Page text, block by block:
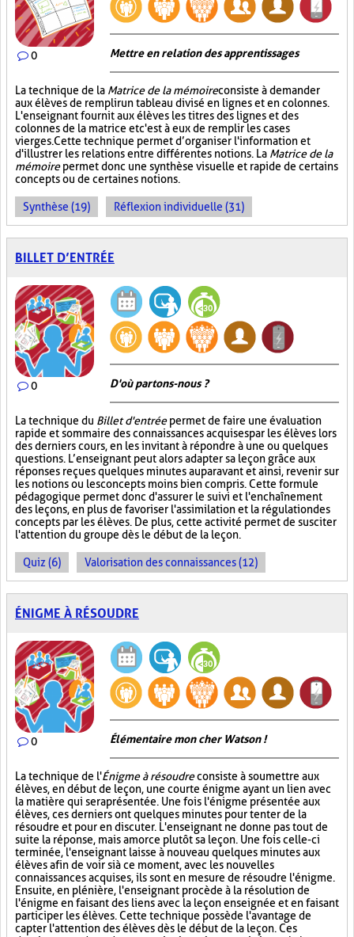
0 Mettre en relation des apprentissages
La technique de la Matrice de la mémoireconsiste à demander
aux élèves de remplir un tableau divisé en lignes et en colonnes.
L'enseignant fournit aux élèves les titres des lignes et des
colonnes de la matrice et c'est à eux de remplir les cases
vierges. Cette technique permet d’organiser l'information et
d'illustrer les relations entre différentes notions. La Matrice de la
mémoirepermet donc une synthèse visuelle et rapide de certains
concepts ou de certaines notions.
Synthèse (19) Réflexion individuelle (31)
BILLET D’ENTRÉE
0 D'où partons-nous ?
La technique du Billet d'entréepermet de faire une évaluation
rapide et sommaire des connaissances acquises par les élèves lors
des derniers cours, en les invitant à répondre à une ou quelques
questions. L’enseignant peut alors adapter sa leçon grâce aux
réponses reçues quelques minutes auparavant et ainsi, revenir sur
les notions ou les concepts moins bien compris. Cette formule
pédagogique permet donc d'assurer le suivi et l'enchaînement
des leçons, en plus de favoriser l'assimilation et la régulation des
concepts par les élèves. De plus, cette activité permet de susciter
l'attention du groupe dès le début de la leçon.
Quiz (6) Valorisation des connaissances (12)
ÉNIGME À RÉSOUDRE
0 Élémentaire mon cher Watson !
La technique de l'Énigme à résoudreconsiste à soumettre aux
élèves, en début de leçon, une courte énigme ayant un lien avec
la matière qui sera présentée. Une fois l'énigme présentée aux
élèves, ces derniers ont quelques minutes pour tenter de la
résoudre et pour en discuter. L'enseignant ne donne pas tout de
suite la réponse, mais amorce plutôt sa leçon. Une fois celle-ci
terminée, l'enseignant laisse à nouveau quelques minutes aux
élèves afin de voir si à ce moment, avec les nouvelles
connaissances acquises, ils sont en mesure de résoudre l'énigme.
Ensuite, en plénière, l'enseignant procède à la résolution de
l'énigme en faisant des liens avec la leçon enseignée et en faisant
participer les élèves. Cette technique possède l'avantage de
capter l'attention des élèves dès le début de la leçon. Ces